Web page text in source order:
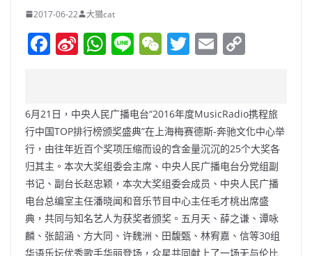
2017-06-22 大猫cat
F
e
b
o
o
k
Si
W
ei
b
o
W
s
A
p
p
Li W
h
at
T
er
E
l y
Li
n
k
6月21日，中央人民广播电台“2016年度MusicRadio携程旅
行中国TOP排行榜颁奖盛典”在上海梅赛德斯-奔驰文化中心举
行，由往年近百个奖项压缩而设的含金量沉沉的25个大奖各
归其主。本次大奖组委会主席、中央人民广播电台分党组副
书记、副台长赵忠颖，本次大奖组委会成员、中央人民广播
电台总编室主任潘晓闻和音乐节目中心主任毛才桃出席盛
典，共同与知名艺人为获奖者颁奖。五月天、薛之谦、谭咏
麟、张韶涵、方大同、许魏洲、田馥甄、林宥嘉、信等30组
华语乐坛优秀歌手华丽登场，众星共同献上了一场无与伦比